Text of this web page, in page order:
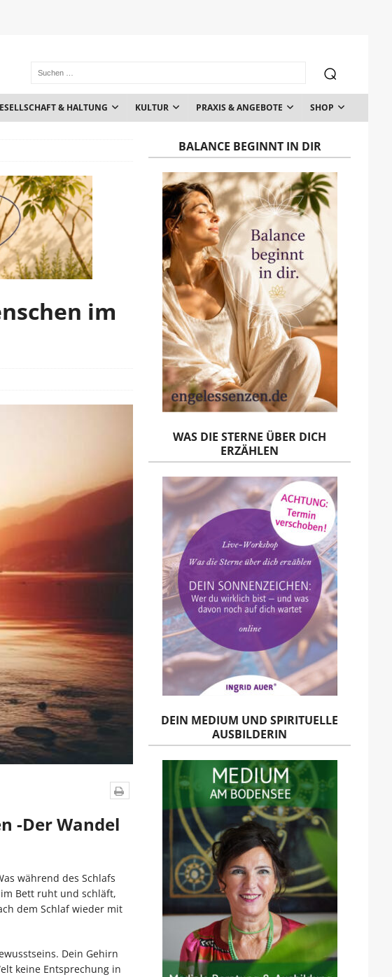
& HALTUNG KULTUR PRAXIS & ANGEBOTE SHOP
im
-Der Wandel
während des Schlafs
Bett ruht und schläft,
dem Schlaf wieder mit
Dein Gehirn
keine Entsprechung in
BALANCE BEGINNT IN DIR
WAS DIE STERNE ÜBER DICH
ERZÄHLEN
DEIN MEDIUM UND SPIRITUELLE
AUSBILDERIN